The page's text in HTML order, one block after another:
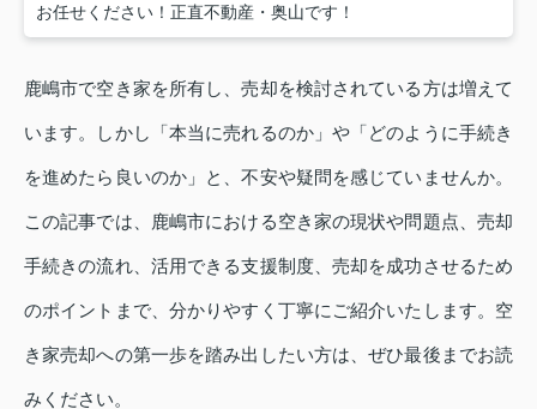
お任せください！正直不動産・奥山です！
鹿嶋市で空き家を所有し、売却を検討されている方は増えて
います。しかし「本当に売れるのか」や「どのように手続き
を進めたら良いのか」と、不安や疑問を感じていませんか。
この記事では、鹿嶋市における空き家の現状や問題点、売却
手続きの流れ、活用できる支援制度、売却を成功させるため
のポイントまで、分かりやすく丁寧にご紹介いたします。空
き家売却への第一歩を踏み出したい方は、ぜひ最後までお読
みください。